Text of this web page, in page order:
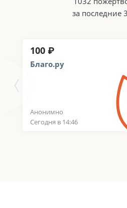
за последние
100 ₽
Благо.ру
Анонимно
Сегодня в 14:46